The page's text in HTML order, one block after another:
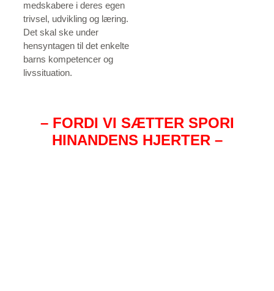
medskabere i deres egen
trivsel, udvikling og læring.
Det skal ske under
hensyntagen til det enkelte
barns kompetencer og
livssituation.
– FORDI VI SÆTTER SPORI
HINANDENS HJERTER –